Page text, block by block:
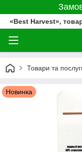
«Best Harvest»,
Товари та
Новинка